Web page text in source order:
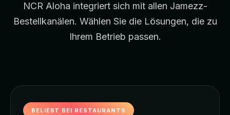
NCR Aloha integriert sich mit allen Jamezz-
Bestellkanälen. Wählen Sie die Lösungen, die zu
Ihrem Betrieb passen.
BELIEBT BEI RESTAURANTS